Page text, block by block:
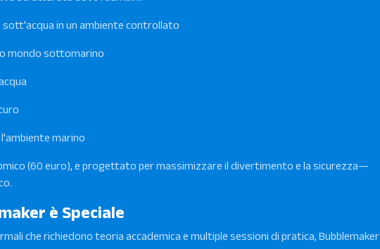
sott'acqua in un ambiente controllato
mondo sottomarino
marino
(60 euro), e progettato per massimizzare il divertimento e la sicurezza—
è Speciale
che richiedono teoria accademica e multiple sessioni di pratica, Bubblemaker